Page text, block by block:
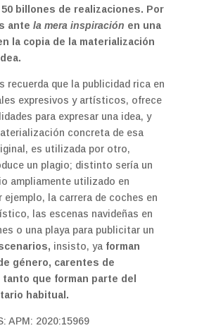
billones de realizaciones. Por
ante la mera inspiración en una
la copia de la materialización
recuerda que la publicidad rica en
expresivos y artísticos, ofrece
para expresar una idea, y
concreta de esa
es utilizada por otro,
un plagio; distinto sería un
ampliamente utilizado en
la carrera de coches en
las escenas navideñas en
o una playa para publicitar un
insisto, yaforman
género, carentes de
que forman parte del
habitual.
APM: 2020:15969